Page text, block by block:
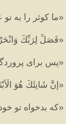
«ما كوثر را به
«فَصَلِّ لِرَبِّكَ وَانْحَرْ
«پس براى
«إِنَّ شَانِئَكَ هُوَ
«كه بدخواه تو